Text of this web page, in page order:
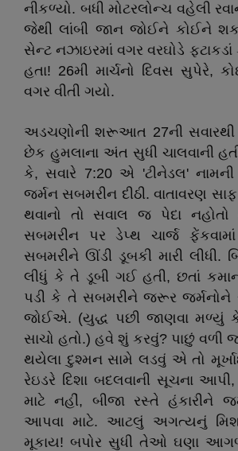
નીકળ્યો. બધી મોટરલોન્ચ વહેલી
જેથી લાંબી જાન જોઈને કોઈને
સેન્ટ નઝાઇરમાં વગર વરઘોડે ફટાકડાં
હતા! 26મી માર્ચનો દિવસ સુપેરે,
વગર વીતી ગયો.
અડચણોની શરૂઆત 27ની
છેક હુમલાના અંત સુધી ચાલવાની
કે, સવારે 7:20 એ 'ટીનેડલ' નામની
જર્મન સબમરીન દીઠી. વાતાવરણ
થવાનો તો સવાલ જ પેદા નહોતો
સબમરીન પર ડેપ્થ ચાર્જ
સબમરીને ઊંડી ડૂબકી મારી લીધી.
લીધું કે તે ડૂબી ગઈ હતી, છતાં
પડી કે તે સબમરીને જરૂર જર્મનોને
જોઈએ. (યુદ્ધ પછી જાણવા મળ્યું કે
સાચો હતો.) હવે શું કરવું? પાછું
થયેલા દુશ્મન સામે લડવું એ તો
રેઇડરે દિશા બદલવાની સૂચના
માટે નહીં, બીજા રસ્તે હંકારીને
આપવા માટે. આટલું અગત્યનું
મૂકાય! બપોર સુધી તેઓ ઘણા